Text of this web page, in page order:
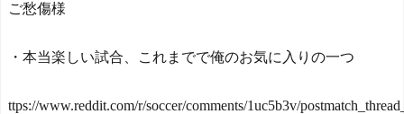
ご愁傷様
・本当楽しい試合、これまでで俺のお気に入りの一つ
ttps://www.reddit.com/r/soccer/comments/1uc5b3v/